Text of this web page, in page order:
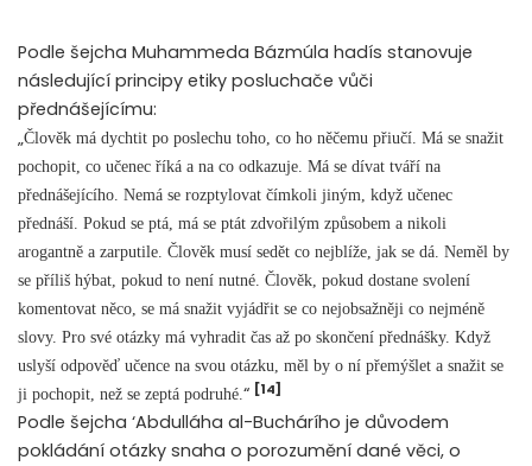
Podle šejcha Muhammeda Bázmúla hadís stanovuje
následující principy etiky posluchače vůči
přednášejícímu:
„Člověk má dychtit po poslechu toho, co ho něčemu přiučí. Má se snažit
pochopit, co učenec říká a na co odkazuje. Má se dívat tváří na
přednášejícího. Nemá se rozptylovat čímkoli jiným, když učenec
přednáší. Pokud se ptá, má se ptát zdvořilým způsobem a nikoli
arogantně a zarputile. Člověk musí sedět co nejblíže, jak se dá. Neměl by
se příliš hýbat, pokud to není nutné. Člověk, pokud dostane svolení
komentovat něco, se má snažit vyjádřit se co nejobsažněji co nejméně
slovy. Pro své otázky má vyhradit čas až po skončení přednášky. Když
uslyší odpověď učence na svou otázku, měl by o ní přemýšlet a snažit se
ji pochopit, než se zeptá podruhé. “ [14]
Podle šejcha ‘Abdulláha al-Buchárího je důvodem
pokládání otázky snaha o porozumění dané věci, o